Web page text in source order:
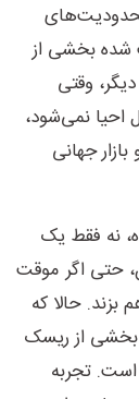
شده بخشی از
وقتی
احیا نمی‌شود،
جهانی
نه فقط یک
حتی اگر موقت
حالا که
بخشی از ریسک
است. تجربه